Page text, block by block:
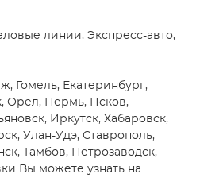
линии, Экспресс-авто,
Гомель, Екатеринбург,
Орёл, Пермь, Псков,
Иркутск, Хабаровск,
Улан-Удэ, Ставрополь,
Тамбов, Петрозаводск,
Вы можете узнать на